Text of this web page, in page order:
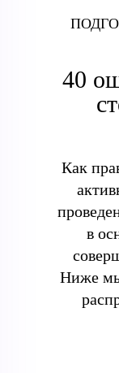
40
Как
в
Ниже